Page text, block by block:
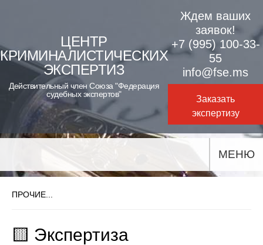
content
ЦЕНТР
КРИМИНАЛИСТИЧЕСКИХ
ЭКСПЕРТИЗ
Действительный член Союза "Федерация
судебных экспертов"
Ждем ваших
заявок!
+7 (995) 100-33-
55
info@fse.ms
Заказать
экспертизу
МЕНЮ
ПРОЧИЕ...
🟨 Экспертиза